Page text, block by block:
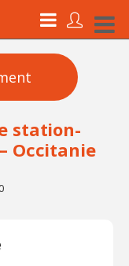
station-
Occitanie